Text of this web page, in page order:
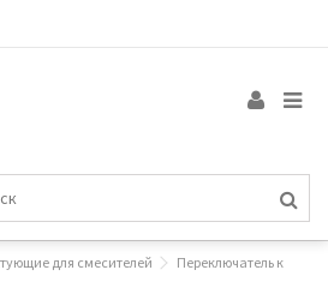
для смесителей
Переключатель к